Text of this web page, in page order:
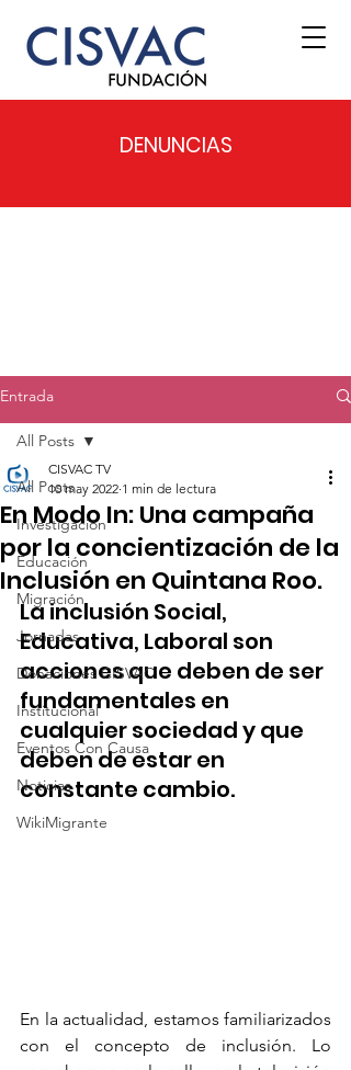
DENUNCIAS
Entrada
All Posts
Investigación
Educación
Migración
Jornadas
Donaciones CISVAC
Institucional
Eventos Con Causa
Noticias
WikiMigrante
All Posts
En Modo In: Una campaña
por la concientización de la
Inclusión en Quintana Roo.
CISVAC TV
10 may 2022 1 min de lectura
La inclusión Social,
Educativa, Laboral son
acciones que deben de ser
fundamentales en
cualquier sociedad y que
deben de estar en
constante cambio.
En la actualidad, estamos familiarizados
con el concepto de inclusión. Lo